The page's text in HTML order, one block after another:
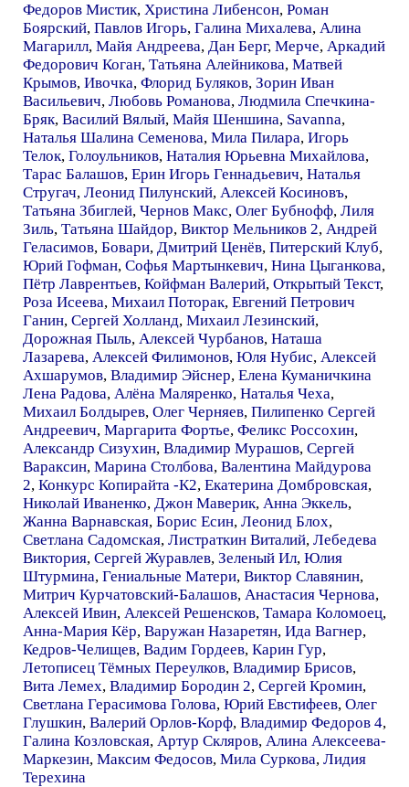
Федоров Мистик, Христина Либенсон, Роман
Боярский, Павлов Игорь, Галина Михалева, Алина
Магарилл, Майя Андреева, Дан Берг, Мерче, Аркадий
Федорович Коган, Татьяна Алейникова, Матвей
Крымов, Ивочка, Флорид Буляков, Зорин Иван
Васильевич, Любовь Романова, Людмила Спечкина-
Бряк, Василий Вялый, Майя Шеншина, Savanna,
Наталья Шалина Семенова, Мила Пилара, Игорь
Телок, Голоульников, Наталия Юрьевна Михайлова,
Тарас Балашов, Ерин Игорь Геннадьевич, Наталья
Стругач, Леонид Пилунский, Алексей Косиновъ,
Татьяна Збиглей, Чернов Макс, Олег Бубнофф, Лиля
Зиль, Татьяна Шайдор, Виктор Мельников 2, Андрей
Геласимов, Бовари, Дмитрий Ценёв, Питерский Клуб,
Юрий Гофман, Софья Мартынкевич, Нина Цыганкова,
Пётр Лаврентьев, Койфман Валерий, Открытый Текст,
Роза Исеева, Михаил Поторак, Евгений Петрович
Ганин, Сергей Холланд, Михаил Лезинский,
Дорожная Пыль, Алексей Чурбанов, Наташа
Лазарева, Алексей Филимонов, Юля Нубис, Алексей
Ахшарумов, Владимир Эйснер, Елена Куманичкина
Лена Радова, Алёна Маляренко, Наталья Чеха,
Михаил Болдырев, Олег Черняев, Пилипенко Сергей
Андреевич, Маргарита Фортье, Феликс Россохин,
Александр Сизухин, Владимир Мурашов, Сергей
Вараксин, Марина Столбова, Валентина Майдурова
2, Конкурс Копирайта -К2, Екатерина Домбровская,
Николай Иваненко, Джон Маверик, Анна Эккель,
Жанна Варнавская, Борис Есин, Леонид Блох,
Светлана Садомская, Листраткин Виталий, Лебедева
Виктория, Сергей Журавлев, Зеленый Ил, Юлия
Штурмина, Гениальные Матери, Виктор Славянин,
Митрич Курчатовский-Балашов, Анастасия Чернова,
Алексей Ивин, Алексей Решенсков, Тамара Коломоец,
Анна-Мария Кёр, Варужан Назаретян, Ида Вагнер,
Кедров-Челищев, Вадим Гордеев, Карин Гур,
Летописец Тёмных Переулков, Владимир Брисов,
Вита Лемех, Владимир Бородин 2, Сергей Кромин,
Светлана Герасимова Голова, Юрий Евстифеев, Олег
Глушкин, Валерий Орлов-Корф, Владимир Федоров 4,
Галина Козловская, Артур Скляров, Алина Алексеева-
Маркезин, Максим Федосов, Мила Суркова, Лидия
Терехина